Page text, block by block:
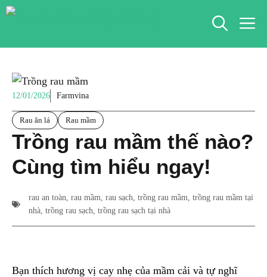
Chuyển
12/01/2026 Farmvina
Rau ăn lá Rau mầm
Trồng rau mầm thế nào?
Cùng tìm hiểu ngay!
rau an toàn rau mầm rau sạch trồng rau mầm trồng rau mầm tại
nhà trồng rau sạch trồng rau sạch tại nhà
Bạn thích hương vị cay nhẹ của mầm cải và tự nghĩ